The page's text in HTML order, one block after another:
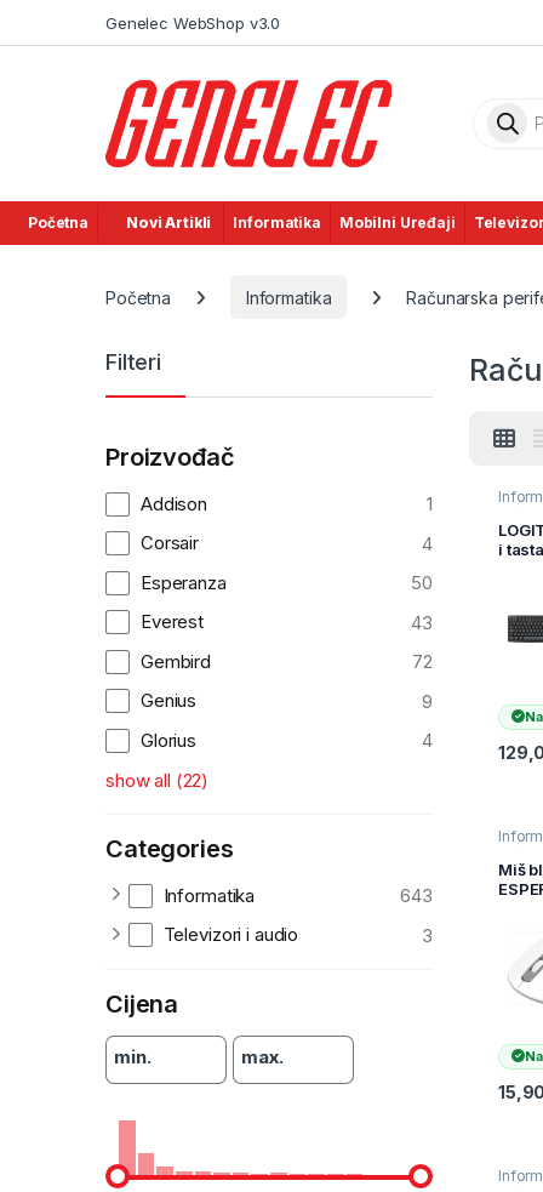
Genelec WebShop v3.0
Početna Novi Artikli Informatika Mobilni Uređaji
Početna Informatika Računarska
i
BiH
Miš
15,90
Filteri
Proizvođač
Addison
1
Corsair
4
Esperanza
50
Everest
43
Gembird
72
Genius
9
Glorius
4
show all (22)
Categories
Informatika
643
Televizori i audio
3
Cijena
min. max.